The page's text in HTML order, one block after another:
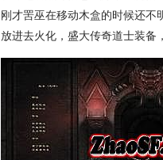
刚才罟巫在移动木盒的时候还不
放进去火化，盛大传奇道士装备